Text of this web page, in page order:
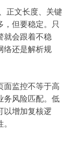
正文长度、关键
，但要稳定。只
就会跟着不稳
络还是解析规
面监控不等于高
务风险匹配。低
以增加复核逻